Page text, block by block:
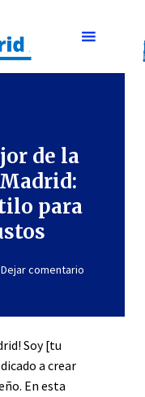
de la
para
Dejar comentario
Soy [tu
a crear
En esta